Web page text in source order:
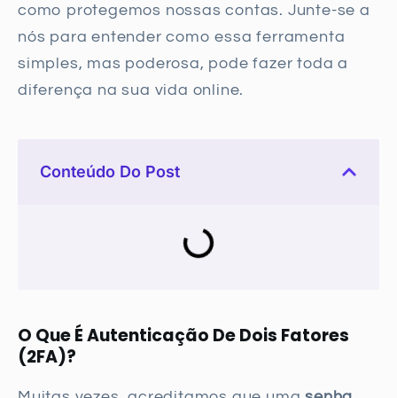
como protegemos nossas contas. Junte-se a
nós para entender como essa ferramenta
simples, mas poderosa, pode fazer toda a
diferença na sua vida online.
Conteúdo Do Post
O Que É Autenticação De Dois Fatores
(2FA)?